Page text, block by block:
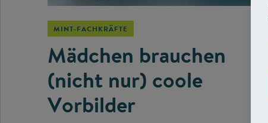
MINT-FACHKRÄFTE
Mädchen brauchen
(nicht nur) coole
Vorbilder